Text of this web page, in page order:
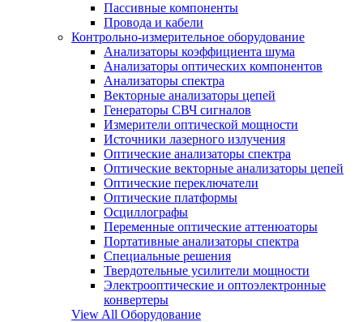
Пассивные компоненты
Провода и кабели
Контрольно-измерительное оборудование
Анализаторы коэффициента шума
Анализаторы оптических компонентов
Анализаторы спектра
Векторные анализаторы цепей
Генераторы СВЧ сигналов
Измерители оптической мощности
Источники лазерного излучения
Оптические анализаторы спектра
Оптические векторные анализаторы цепей
Оптические переключатели
Оптические платформы
Осциллографы
Переменные оптические аттенюаторы
Портативные анализаторы спектра
Специальные решения
Твердотельные усилители мощности
Электрооптические и оптоэлектронные
конвертеры
View All Оборудование